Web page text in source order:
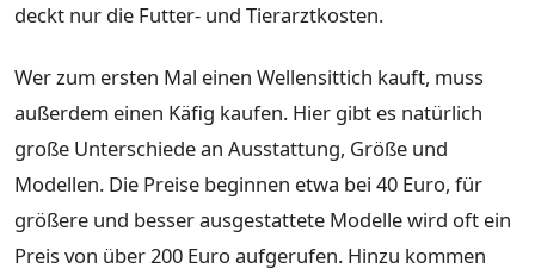
deckt nur die Futter- und Tierarztkosten.
Wer zum ersten Mal einen Wellensittich kauft, muss
außerdem einen Käfig kaufen. Hier gibt es natürlich
große Unterschiede an Ausstattung, Größe und
Modellen. Die Preise beginnen etwa bei 40 Euro, für
größere und besser ausgestattete Modelle wird oft ein
Preis von über 200 Euro aufgerufen. Hinzu kommen